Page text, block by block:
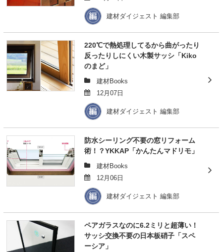
建材ダイジェスト 編集部
220℃で熱処理してるから曲がったり
反ったりしにくい木製サッシ「Kiko
のまど」
建材Books
12月07日
建材ダイジェスト 編集部
防水シーリング不要の窓リフォーム
術！？YKKAP「かんたんマドリモ」
建材Books
12月06日
建材ダイジェスト 編集部
ペアガラスなのに6.2ミリと超薄い！
サッシ交換不要の日本板硝子「スペ
ーシア」